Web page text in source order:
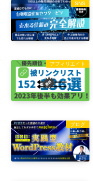
SNS
アフィリエイト
ブログ